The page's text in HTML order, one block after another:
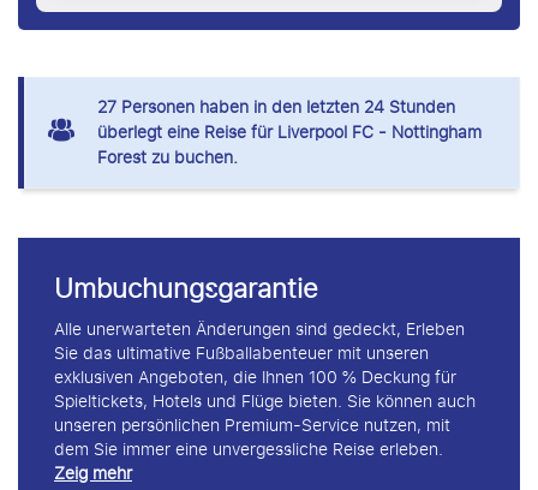
27 Personen haben in den letzten 24 Stunden
überlegt eine Reise für Liverpool FC - Nottingham
Forest zu buchen.
Umbuchungsgarantie
Alle unerwarteten Änderungen sind gedeckt, Erleben
Sie das ultimative Fußballabenteuer mit unseren
exklusiven Angeboten, die Ihnen 100 % Deckung für
Spieltickets, Hotels und Flüge bieten. Sie können auch
unseren persönlichen Premium-Service nutzen, mit
dem Sie immer eine unvergessliche Reise erleben.
Zeig mehr